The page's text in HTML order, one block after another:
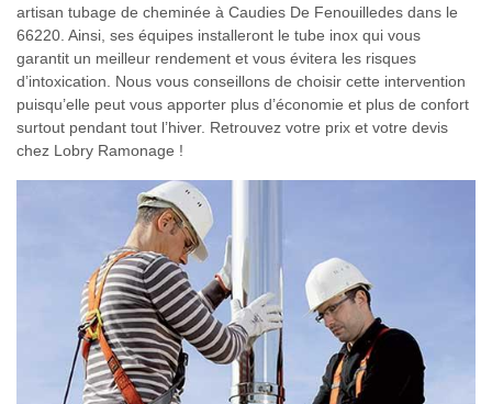
artisan tubage de cheminée à Caudies De Fenouilledes dans le
66220. Ainsi, ses équipes installeront le tube inox qui vous
garantit un meilleur rendement et vous évitera les risques
d’intoxication. Nous vous conseillons de choisir cette intervention
puisqu’elle peut vous apporter plus d’économie et plus de confort
surtout pendant tout l’hiver. Retrouvez votre prix et votre devis
chez Lobry Ramonage !